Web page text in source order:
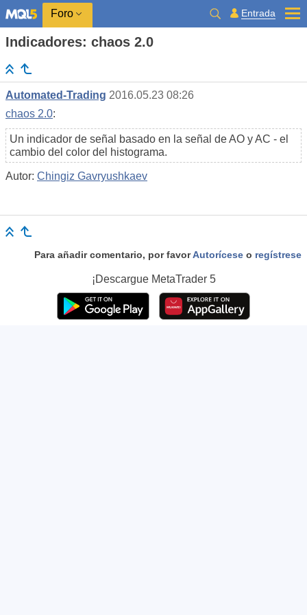
Foro Entrada
Indicadores: chaos 2.0
Automated-Trading 2016.05.23 08:26
chaos 2.0:
Un indicador de señal basado en la señal de AO y AC - el
cambio del color del histograma.
Autor: Chingiz Gavryushkaev
Para añadir comentario, por favorAutorícese o regístrese
¡Descargue MetaTrader 5